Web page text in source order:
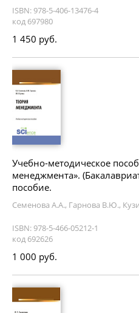
ISBN: 978-5-406-13476-4
код 697980
1 450 руб.
Учебно-методическое
менеджмента».
пособие.
Семенова А.А., Гарнова В.Ю.,
ISBN: 978-5-466-05212-1
код 692626
1 000 руб.